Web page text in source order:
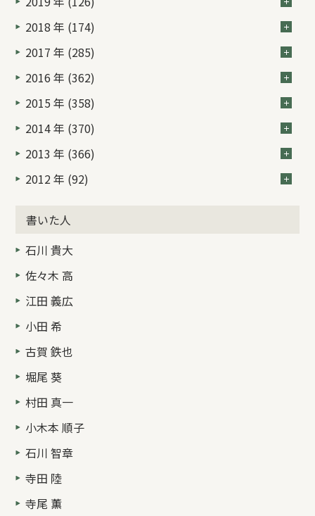
2018 年 (174)
2017 年 (285)
2016 年 (362)
2015 年 (358)
2014 年 (370)
2013 年 (366)
2012 年 (92)
書いた人
石川 貴大
佐々木 高
江田 義広
小田 希
古賀 鉄也
堀尾 葵
村田 真一
小木本 順子
石川 智章
寺田 陸
寺尾 薫